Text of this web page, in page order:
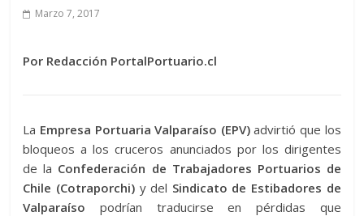
Marzo 7, 2017
Por Redacción PortalPortuario.cl
La Empresa Portuaria Valparaíso (EPV)advirtió que los
bloqueos a los cruceros anunciados por los dirigentes
de la Confederación de Trabajadores Portuarios de
Chile (Cotraporchi) y del Sindicato de Estibadores de
Valparaísopodrían traducirse en pérdidas que